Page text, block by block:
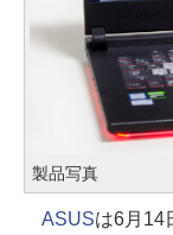
製品写真
ASUSは6月14